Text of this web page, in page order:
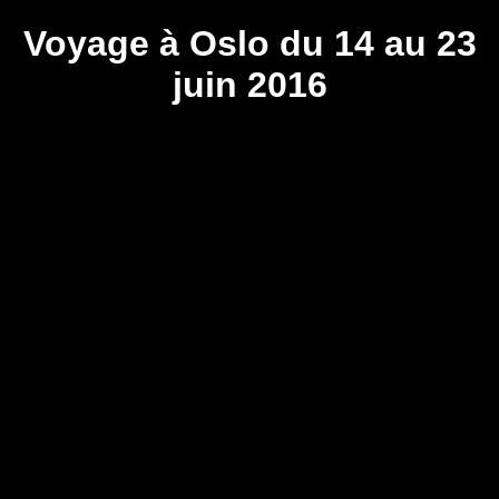
Voyage à Oslo du 14 au 23
juin 2016